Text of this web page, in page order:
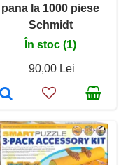
pana la 1000 piese
Schmidt
În stoc (1)
90,00 Lei